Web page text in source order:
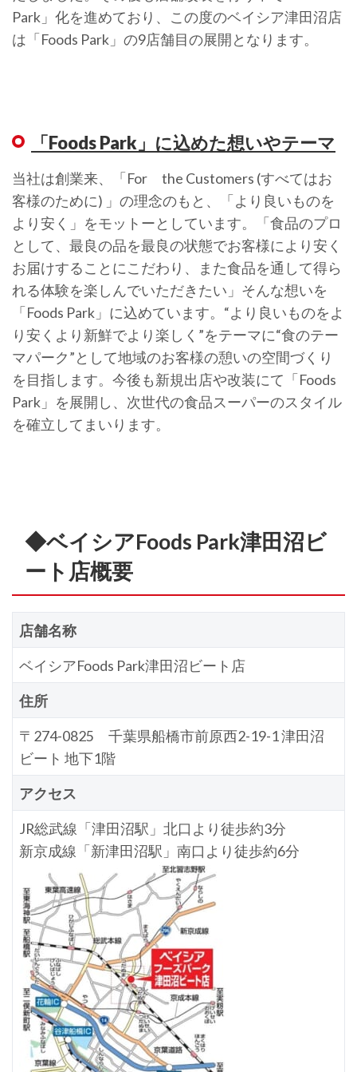
Park」化を進めており、この度のベイシア津田沼店
は「Foods Park」の9店舗目の展開となります。
「Foods Park」に込めた想いやテーマ
当社は創業来、「For the Customers (すべてはお
客様のために) 」の理念のもと、「より良いものを
より安く」をモットーとしています。「食品のプロ
として、最良の品を最良の状態でお客様により安く
お届けすることにこだわり、また食品を通して得ら
れる体験を楽しんでいただきたい」そんな想いを
「Foods Park」に込めています。“より良いものをよ
り安くより新鮮でより楽しく”をテーマに“食のテー
マパーク”として地域のお客様の憩いの空間づくり
を目指します。今後も新規出店や改装にて「Foods
Park」を展開し、次世代の食品スーパーのスタイル
を確立してまいります。
◆ベイシアFoods Park津田沼ビ
ート店概要
店舗名称
ベイシアFoods Park津田沼ビート店
住所
〒274-0825 千葉県船橋市前原西2-19-1 津田沼
ビート 地下1階
アクセス
JR総武線「津田沼駅」北口より徒歩約3分
新京成線「新津田沼駅」南口より徒歩約6分